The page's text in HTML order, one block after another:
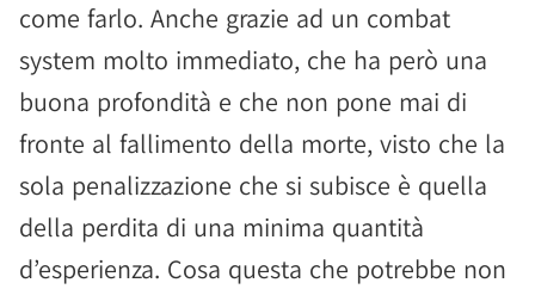
come farlo. Anche grazie ad un combat
system molto immediato, che ha però una
buona profondità e che non pone mai di
fronte al fallimento della morte, visto che la
sola penalizzazione che si subisce è quella
della perdita di una minima quantità
d’esperienza. Cosa questa che potrebbe non